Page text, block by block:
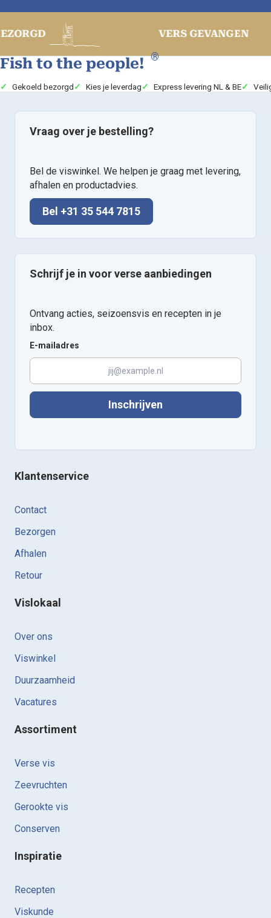
VERS GEVANGEN
Fish to the people! ®
Gekoeld bezorgd Kies je leverdag Express levering NL & BE
Vraag over je bestelling?
Bel de viswinkel. We helpen je graag met levering,
afhalen en productadvies.
Bel +31 35 544 7815
Schrijf je in voor verse aanbiedingen
Ontvang acties, seizoensvis en recepten in je
inbox.
E-mailadres
Inschrijven
Klantenservice
Contact
Bezorgen
Afhalen
Retour
Vislokaal
Over ons
Viswinkel
Duurzaamheid
Vacatures
Assortiment
Verse vis
Zeevruchten
Gerookte vis
Conserven
Inspiratie
Recepten
Viskunde